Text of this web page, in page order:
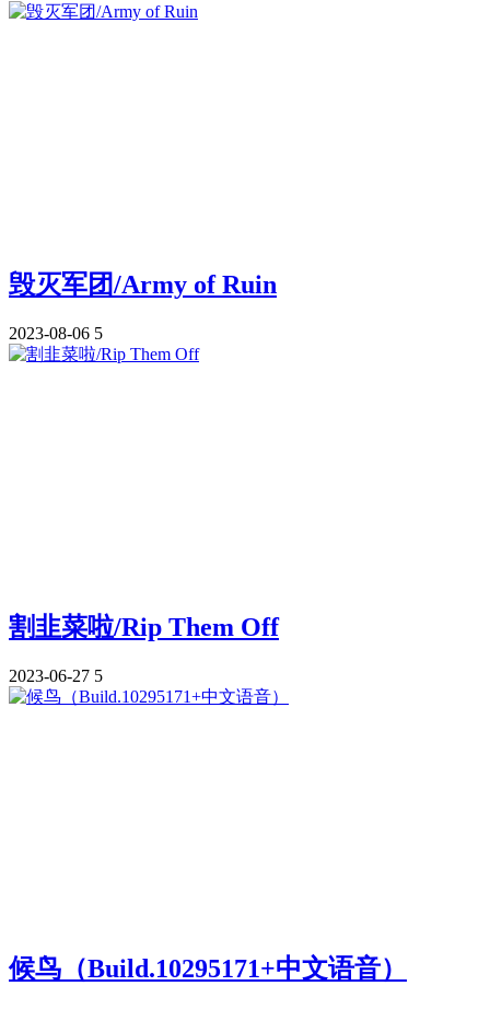
毁灭军团/Army of Ruin
2023-08-06 5
割韭菜啦/Rip Them Off
2023-06-27 5
候鸟（Build.10295171+中文语音）